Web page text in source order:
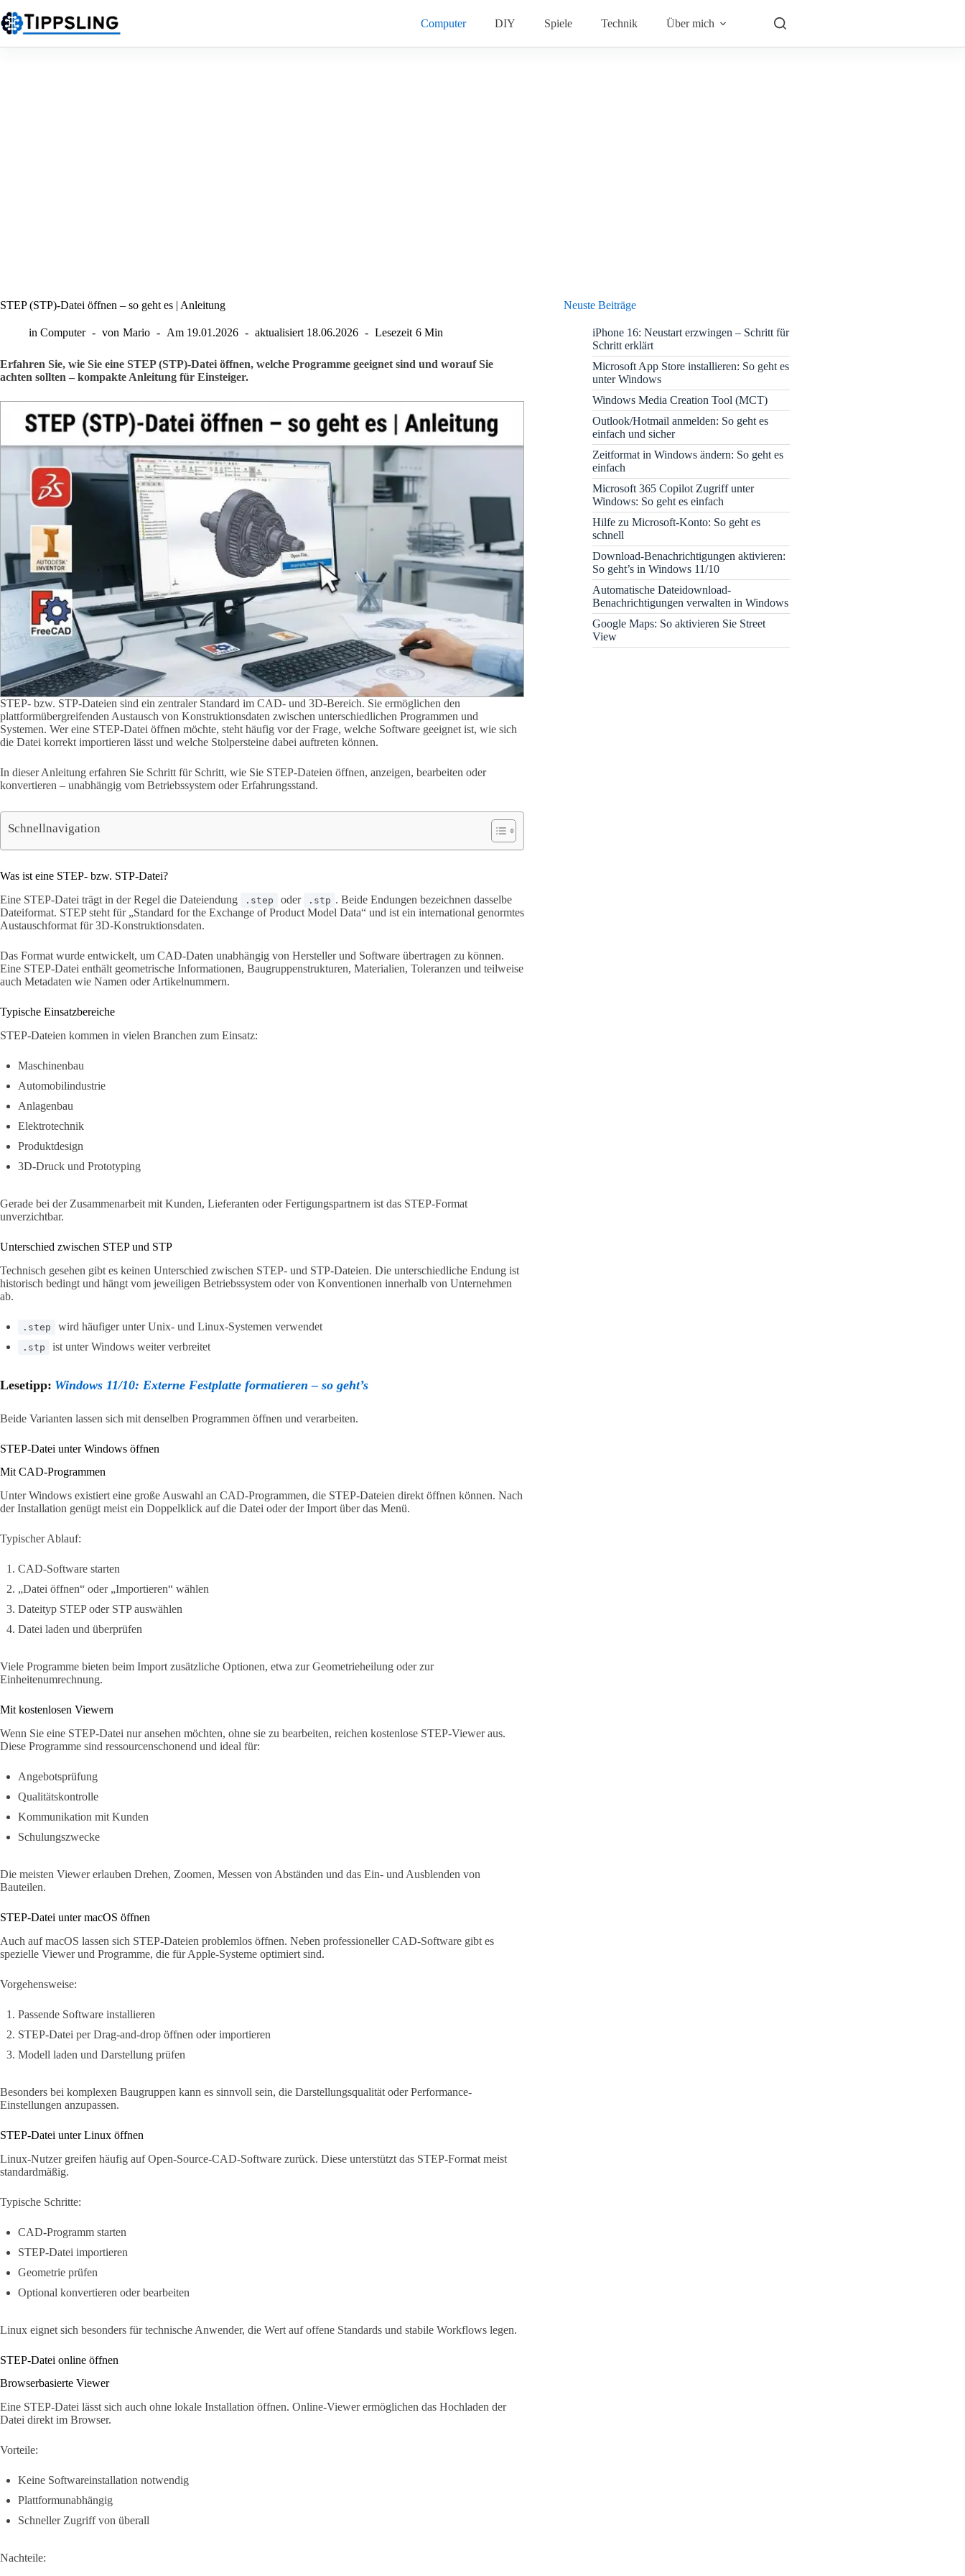
Inhalt
springen
Computer DIY Spiele Technik Über mich
STEP (STP)‑Datei öffnen – so geht es | Anleitung
in Computer von Mario Am 19.01.2026 aktualisiert 18.06.2026 Lesezeit 6 Min
Erfahren Sie, wie Sie eine STEP (STP)-Datei öffnen, welche Programme geeignet sind und worauf Sie
achten sollten – kompakte Anleitung für Einsteiger.
STEP- bzw. STP-Dateien sind ein zentraler Standard im CAD- und 3D-Bereich. Sie ermöglichen den
plattformübergreifenden Austausch von Konstruktionsdaten zwischen unterschiedlichen Programmen und
Systemen. Wer eine STEP-Datei öffnen möchte, steht häufig vor der Frage, welche Software geeignet ist, wie sich
die Datei korrekt importieren lässt und welche Stolpersteine dabei auftreten können.
In dieser Anleitung erfahren Sie Schritt für Schritt, wie Sie STEP-Dateien öffnen, anzeigen, bearbeiten oder
konvertieren – unabhängig vom Betriebssystem oder Erfahrungsstand.
Schnellnavigation
Was ist eine STEP- bzw. STP-Datei?
Eine STEP-Datei trägt in der Regel die Dateiendung
.step oder .stp . Beide Endungen bezeichnen dasselbe
Dateiformat. STEP steht für „Standard for the Exchange of Product Model Data“ und ist ein international genormtes
Austauschformat für 3D-Konstruktionsdaten.
Das Format wurde entwickelt, um CAD-Daten unabhängig von Hersteller und Software übertragen zu können.
Eine STEP-Datei enthält geometrische Informationen, Baugruppenstrukturen, Materialien, Toleranzen und teilweise
auch Metadaten wie Namen oder Artikelnummern.
Typische Einsatzbereiche
STEP-Dateien kommen in vielen Branchen zum Einsatz:
Maschinenbau
Automobilindustrie
Anlagenbau
Elektrotechnik
Produktdesign
3D-Druck und Prototyping
Gerade bei der Zusammenarbeit mit Kunden, Lieferanten oder Fertigungspartnern ist das STEP-Format
unverzichtbar.
Unterschied zwischen STEP und STP
Technisch gesehen gibt es keinen Unterschied zwischen STEP- und STP-Dateien. Die unterschiedliche Endung ist
historisch bedingt und hängt vom jeweiligen Betriebssystem oder von Konventionen innerhalb von Unternehmen
ab.
.step wird häufiger unter Unix- und Linux-Systemen verwendet
.stp ist unter Windows weiter verbreitet
Lesetipp: Windows 11/10: Externe Festplatte formatieren – so geht’s
Beide Varianten lassen sich mit denselben Programmen öffnen und verarbeiten.
STEP-Datei unter Windows öffnen
Mit CAD-Programmen
Unter Windows existiert eine große Auswahl an CAD-Programmen, die STEP-Dateien direkt öffnen können. Nach
der Installation genügt meist ein Doppelklick auf die Datei oder der Import über das Menü.
Typischer Ablauf:
CAD-Software starten
„Datei öffnen“ oder „Importieren“ wählen
Dateityp STEP oder STP auswählen
Datei laden und überprüfen
Viele Programme bieten beim Import zusätzliche Optionen, etwa zur Geometrieheilung oder zur
Einheitenumrechnung.
Mit kostenlosen Viewern
Wenn Sie eine STEP-Datei nur ansehen möchten, ohne sie zu bearbeiten, reichen kostenlose STEP-Viewer aus.
Diese Programme sind ressourcenschonend und ideal für:
Angebotsprüfung
Qualitätskontrolle
Kommunikation mit Kunden
Schulungszwecke
Die meisten Viewer erlauben Drehen, Zoomen, Messen von Abständen und das Ein- und Ausblenden von
Bauteilen.
STEP-Datei unter macOS öffnen
Auch auf macOS lassen sich STEP-Dateien problemlos öffnen. Neben professioneller CAD-Software gibt es
spezielle Viewer und Programme, die für Apple-Systeme optimiert sind.
Vorgehensweise:
Passende Software installieren
STEP-Datei per Drag-and-drop öffnen oder importieren
Modell laden und Darstellung prüfen
Besonders bei komplexen Baugruppen kann es sinnvoll sein, die Darstellungsqualität oder Performance-
Einstellungen anzupassen.
STEP-Datei unter Linux öffnen
Linux-Nutzer greifen häufig auf Open-Source-CAD-Software zurück. Diese unterstützt das STEP-Format meist
standardmäßig.
Typische Schritte:
CAD-Programm starten
STEP-Datei importieren
Geometrie prüfen
Optional konvertieren oder bearbeiten
Linux eignet sich besonders für technische Anwender, die Wert auf offene Standards und stabile Workflows legen.
STEP-Datei online öffnen
Browserbasierte Viewer
Eine STEP-Datei lässt sich auch ohne lokale Installation öffnen. Online-Viewer ermöglichen das Hochladen der
Datei direkt im Browser.
Vorteile:
Keine Softwareinstallation notwendig
Plattformunabhängig
Schneller Zugriff von überall
Nachteile:
Neuste Beiträge
iPhone 16: Neustart erzwingen – Schritt für
Schritt erklärt
Microsoft App Store installieren: So geht es
unter Windows
Windows Media Creation Tool (MCT)
Outlook/Hotmail anmelden: So geht es
einfach und sicher
Zeitformat in Windows ändern: So geht es
einfach
Microsoft 365 Copilot Zugriff unter
Windows: So geht es einfach
Hilfe zu Microsoft-Konto: So geht es
schnell
Download-Benachrichtigungen aktivieren:
So geht’s in Windows 11/10
Automatische Dateidownload-
Benachrichtigungen verwalten in Windows
Google Maps: So aktivieren Sie Street
View